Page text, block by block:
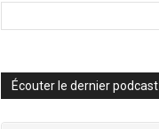
Écouter le dernier podcast